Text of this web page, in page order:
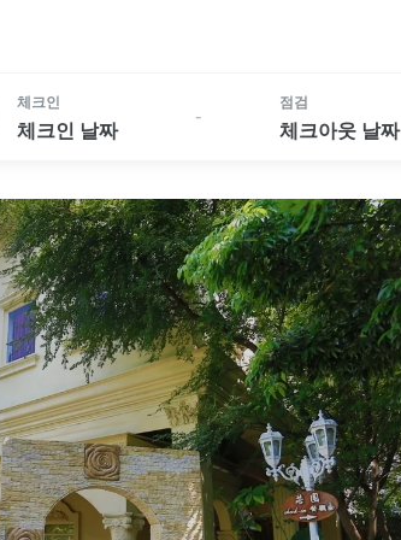
체크인
체크인 날짜
-
점검
체크아웃 날짜